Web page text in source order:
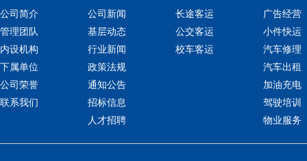
公司简介
管理团队
内设机构
下属单位
公司荣誉
联系我们
公司新闻
基层动态
行业新闻
政策法规
通知公告
招标信息
人才招聘
长途客运
公交客运
校车客运
广告经营
小件快运
汽车修理
汽车出租
加油充电
驾驶培训
物业服务